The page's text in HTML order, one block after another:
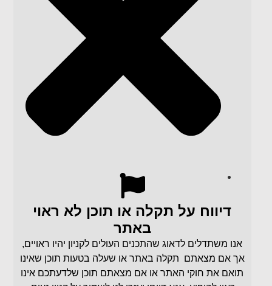
דיווח על תקלה או תוכן לא ראוי
באתר
אנו משתדלים לדאוג שהתכנים העולים לקניון יהיו ראויים,
אך אם מצאתם תקלה באתר או שעלה בטעות תוכן שאינו
תואם את חוקי האתר או אם מצאתם תוכן שלדעתכם אינו